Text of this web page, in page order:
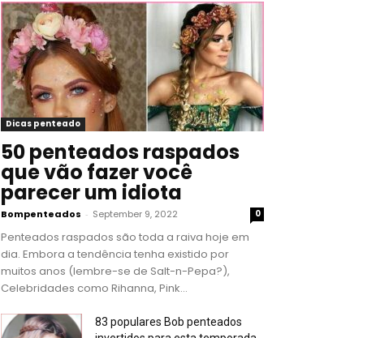
Dicas penteado
50 penteados raspados
que vão fazer você
parecer um idiota
Bompenteados - September 9, 2022 0
Penteados raspados são toda a raiva hoje em
dia. Embora a tendência tenha existido por
muitos anos (lembre-se de Salt-n-Pepa?),
Celebridades como Rihanna, Pink...
83 populares Bob penteados